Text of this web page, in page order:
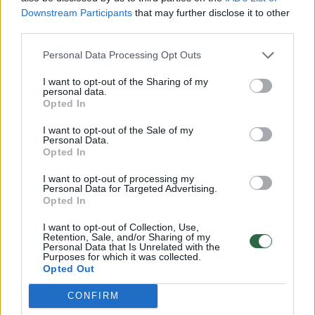
Downstream Participants that may further disclose it to other
Personal Data Processing Opt Outs
I want to opt-out of the Sharing of my
personal data.
Opted In
I want to opt-out of the Sale of my
Personal Data.
Opted In
I want to opt-out of processing my
Personal Data for Targeted Advertising.
Opted In
I want to opt-out of Collection, Use,
Retention, Sale, and/or Sharing of my
Personal Data that Is Unrelated with the
Purposes for which it was collected.
Opted Out
CONFIRM
32 laipsnių šilumos
Žinios | Orai
00:15:54
V. Zalužno pasisakymą laiko bandymu įsitvirtinti
Ukrainos politikoje: jis yra neteisus
Laidos
Sinoptikai atsakė, kokiais orais užbaigsime darbo
savaitę: karščiai atsitrauks
Žinios | Orai
Visi įrašai